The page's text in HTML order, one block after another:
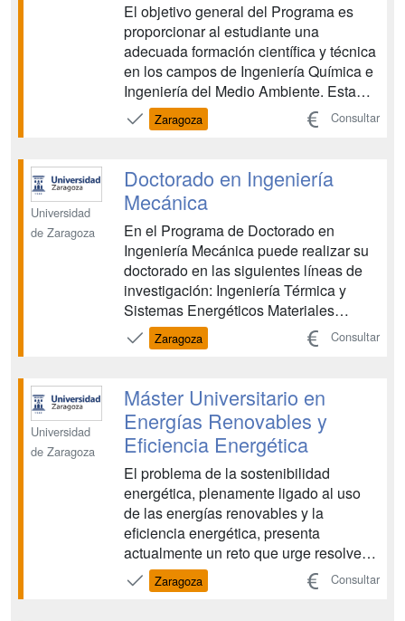
El objetivo general del Programa es
proporcionar al estudiante una
adecuada formación científica y técnica
en los campos de Ingeniería Química e
Ingeniería del Medio Ambiente. Esta
formación les debe posibilitar realizar
adecuadamente una labor de
tanto en centros de investigación
públicos como en empresas....
Zaragoza Consultar
Universidad
de Zaragoza
Doctorado en Ingeniería
Mecánica
En el Programa de Doctorado en
Ingeniería Mecánica puede realizar su
doctorado en las siguientes líneas de
investigación: Ingeniería Térmica y
Sistemas Energéticos Materiales
Avanzados en Mecánica Mecánica de
Fluidos Métodos de simulación
Comportamiento de Materiales
Sistemas de Transporte y Vehículos
Sistemas Mecánico...
Zaragoza Consultar
Universidad
de Zaragoza
Máster Universitario en
Energías Renovables y
Eficiencia Energética
El problema de la sostenibilidad
energética, plenamente ligado al uso
de las energías renovables y la
eficiencia energética, presenta
actualmente un reto que urge resolver
en un medio plazo más cercano de lo
que parece. La demanda de
Zaragoza Consultar